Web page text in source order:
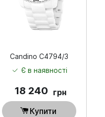
Candino C4794/3
Є в наявності
18 240 грн
Купити